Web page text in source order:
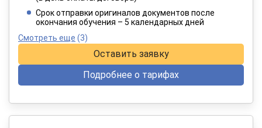
При оплате в рассрочку на 12 месяцев
Срок отправки оригиналов документов после
окончания обучения – 5 календарных дней
Смотреть еще (3)
Оставить заявку
Подробнее о тарифах